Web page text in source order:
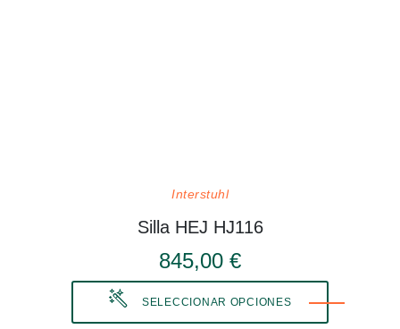
Interstuhl
Silla HEJ HJ116
845,00 €
SELECCIONAR OPCIONES